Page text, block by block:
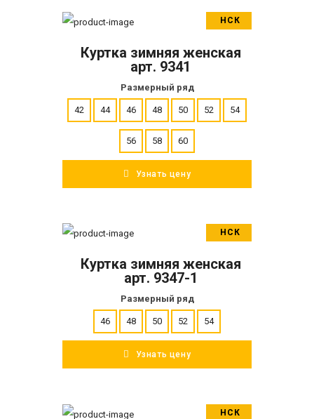
НСК
ПОДРОБНЕЕ
Куртка зимняя женская
арт. 9341
Размерный ряд
42 44 46 48 50 52 54
56 58 60
Узнать цену
НСК
ПОДРОБНЕЕ
Куртка зимняя женская
арт. 9347-1
Размерный ряд
46 48 50 52 54
Узнать цену
НСК